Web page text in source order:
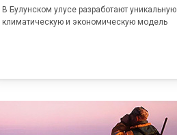
В Булунском улусе разработают уникальную
климатическую и экономическую модель